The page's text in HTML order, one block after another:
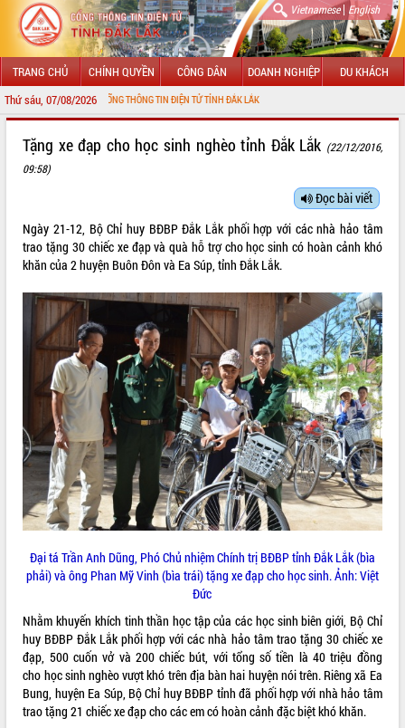
Vietnamese| English
TRANG CHỦ CHÍNH QUYỀN CÔNG DÂN DOANH NGHIỆP DU KHÁCH
Thứ sáu, 07/08/2026
ĐẾN VỚI CỔNG THÔNG TIN ĐIỆN TỬ TỈNH ĐẮK LẮK
LÃNH ĐẠO UBND TỈNH
SỞ, BAN, NGÀNH
THÔNG TIN CHỈ ĐẠO ĐIỀU HÀNH
HỆ THỐNG VĂN BẢN
VĂN BẢN HĐND TỈNH
ĐIỂM TIN VĂN BẢN
QUY HOẠCH - KẾ HOẠCH
Tặng xe đạp cho học sinh nghèo tỉnh Đắk Lắk (22/12/2016,
09:58)
Đọc bài viết
Ngày 21-12, Bộ Chỉ huy BĐBP Đắk Lắk phối hợp với các nhà hảo tâm
trao tặng 30 chiếc xe đạp và quà hỗ trợ cho học sinh có hoàn cảnh khó
khăn của 2 huyện Buôn Đôn và Ea Súp, tỉnh Đắk Lắk.
Đại tá Trần Anh Dũng, Phó Chủ nhiệm Chính trị BĐBP tỉnh Đắk Lắk (bìa
phải) và ông Phan Mỹ Vinh (bìa trái) tặng xe đạp cho học sinh. Ảnh: Việt
Đức
Nhằm khuyến khích tinh thần học tập của các học sinh biên giới, Bộ Chỉ
huy BĐBP Đắk Lắk phối hợp với các nhà hảo tâm trao tặng 30 chiếc xe
đạp, 500 cuốn vở và 200 chiếc bút, với tổng số tiền là 40 triệu đồng
cho học sinh nghèo vượt khó trên địa bàn hai huyện nói trên. Riêng xã Ea
Bung, huyện Ea Súp, Bộ Chỉ huy BĐBP tỉnh đã phối hợp với nhà hảo tâm
trao tặng 21 chiếc xe đạp cho các em có hoàn cảnh đặc biệt khó khăn.